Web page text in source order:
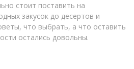
стоит поставить на
закусок до десертов и
что выбрать, а что оставить
остались довольны.